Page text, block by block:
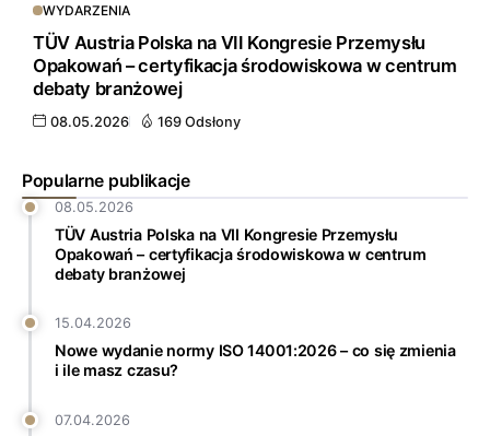
Popularne publikacje
08.05.2026
TÜV Austria Polska na VII Kongresie Przemysłu
Opakowań – certyfikacja środowiskowa w centrum
debaty branżowej
15.04.2026
Nowe wydanie normy ISO 14001:2026 – co się zmienia
i ile masz czasu?
07.04.2026
WYDARZENIA
TÜV Austria Polska na VII Kongresie Przemysłu
Opakowań – certyfikacja środowiskowa w centrum
debaty branżowej
08.05.2026 169 Odsłony